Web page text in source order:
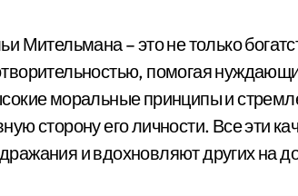
Мительмана – это не только
помогая
моральные принципы и
сторону его личности. Все эти
и вдохновляют других на